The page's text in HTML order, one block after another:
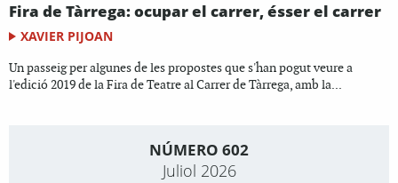
Fira de Tàrrega: ocupar el carrer, ésser el carrer
XAVIER PIJOAN
Un passeig per algunes de les propostes que s'han pogut veure a
l'edició 2019 de la Fira de Teatre al Carrer de Tàrrega, amb la...
NÚMERO 602
Juliol 2026